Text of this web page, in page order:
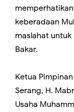
keberadaan
maslahat
Bakar.
Ketua
Serang, H.
Usaha